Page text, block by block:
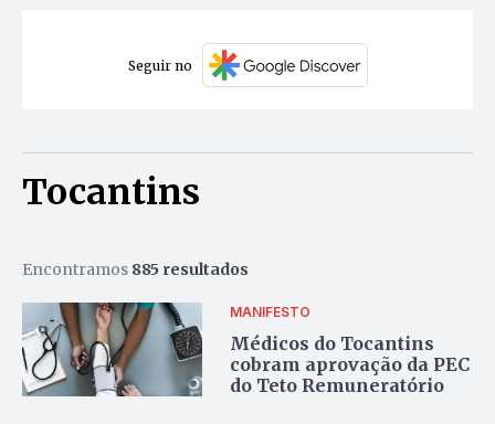
Seguir no
Tocantins
Encontramos 885 resultados
MANIFESTO
Médicos do Tocantins
cobram aprovação da PEC
do Teto Remuneratório